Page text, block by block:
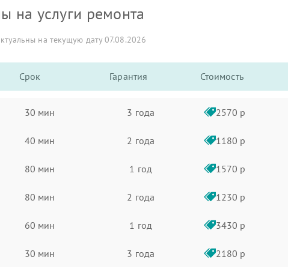
на услуги ремонта
на текущую дату 07.08.2026
Срок Гарантия Стоимость
30 мин 3 года 2570 р
40 мин 2 года 1180 р
80 мин 1 год 1570 р
80 мин 2 года 1230 р
60 мин 1 год 3430 р
30 мин 3 года 2180 р